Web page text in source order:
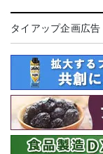
タイアップ企画広告